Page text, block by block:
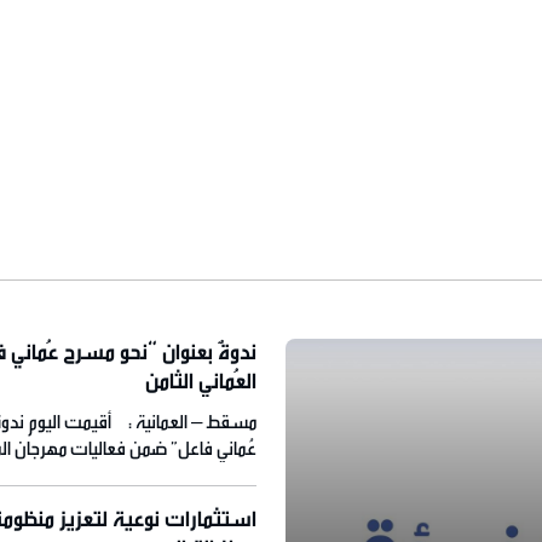
ندوةٌ بعنوان “نحو مسرح
العُماني الثامن
مسقط – العمانية : أقيمت اليوم
عُماني فاعل” ضمن فعاليات مهرجان
عُمان للمؤتمرات والمعارض، ويستمر
استثمارات نوعية لتعزيز